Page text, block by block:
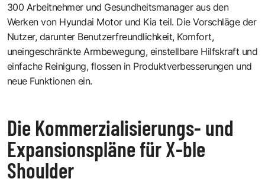
300 Arbeitnehmer und Gesundheitsmanager aus den
Werken von Hyundai Motor und Kia teil. Die Vorschläge der
Nutzer, darunter Benutzerfreundlichkeit, Komfort,
uneingeschränkte Armbewegung, einstellbare Hilfskraft und
einfache Reinigung, flossen in Produktverbesserungen und
neue Funktionen ein.
Die Kommerzialisierungs- und
Expansionspläne für X-ble
Shoulder